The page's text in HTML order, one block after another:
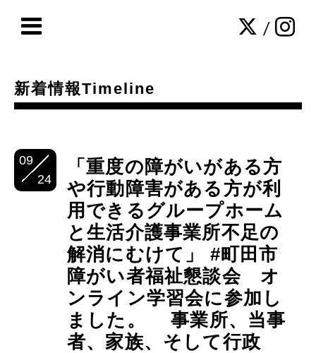
/
新着情報Timeline
09
24
「重度の障がいがある方
や行動障害がある方が利
用できるグループホーム
と生活介護事業所不足の
解消にむけて」 #町田市
障がい者福祉懇談会 オ
ンライン学習会に参加し
ました。 事業所、当事
者、家族、そして行政